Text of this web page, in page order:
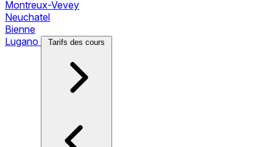
Montreux-Vevey
Neuchatel
Bienne
Lugano
Tarifs des cours